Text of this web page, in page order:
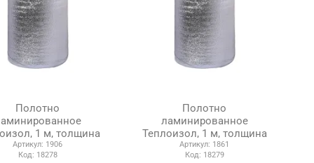
Полотно
1 м, толщина
4 мм
Артикул: 1906
Код: 18278
Полотно
ламинированное
Теплоизол, 1 м, толщина
5 мм
Артикул: 1861
Код: 18279